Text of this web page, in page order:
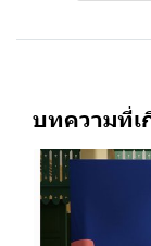
บทความที่เ